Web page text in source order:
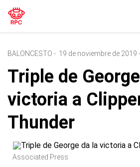
BALONCESTO - 19 de noviembre de 2019
Triple de
victoria a
Thunder
Associated Press